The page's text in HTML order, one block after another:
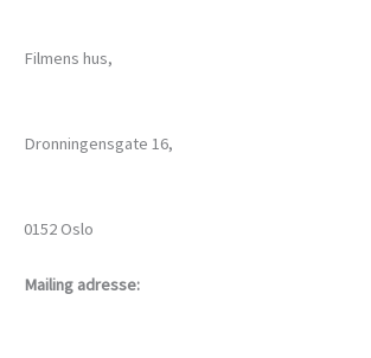
Filmens hus,
Dronningensgate 16,
0152 Oslo
Mailing adresse: